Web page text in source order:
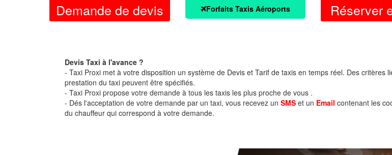
Demande de devis Forfaits Taxis Aéroports Réserver
Devis Taxi à l'avance ?
- Taxi Proxi met à votre disposition un système de Devis et Tarif de taxis en temps réel. Des critères
prestation du taxi peuvent être spécifiés.
- Taxi Proxi propose votre demande à tous les taxis les plus proche de vous .
- Dés l'acceptation de votre demande par un taxi, vous recevez un SMS et un Email contenant les
du chauffeur qui correspond à votre demande.